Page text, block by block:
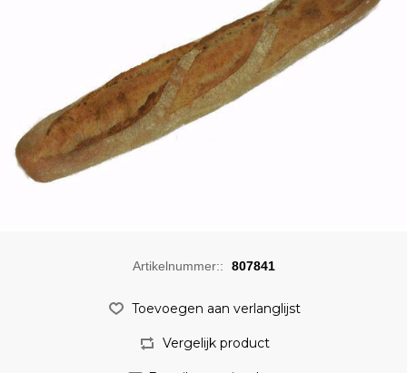
Artikelnummer:: 807841